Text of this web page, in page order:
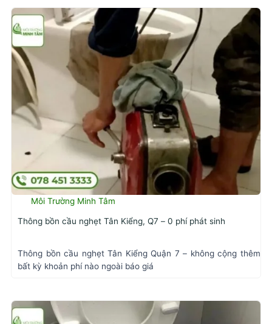
Môi Trường Minh Tâm
Thông bồn cầu nghẹt Tân Kiểng, Q7 – 0 phí phát sinh
Thông bồn cầu nghẹt Tân Kiểng Quận 7 – không cộng thêm
bất kỳ khoản phí nào ngoài báo giá